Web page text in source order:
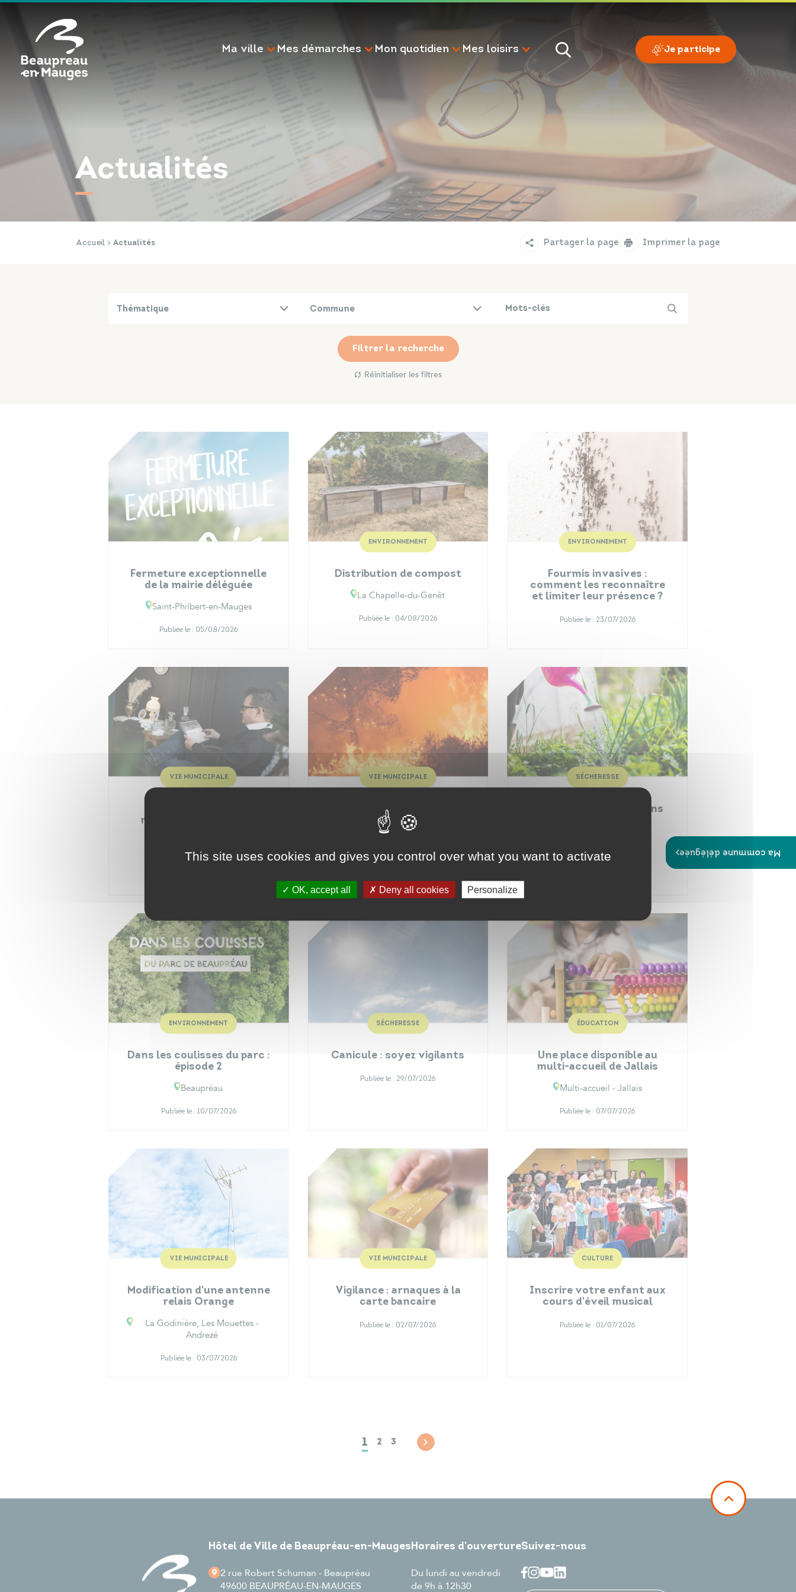
Ma ville Mes démarches Mon quotidien Mes loisirs Je participe
RECHERCHE
Actualités
Accueil Actualités Partager la page Imprimer la page
Thématique Commune
Filtrer la recherche
Réinitialiser les filtres
Fermeture exceptionnelle
de la mairie déléguée
Saint-Philbert-en-Mauges
Publiée le : 05/08/2026
ENVIRONNEMENT
Distribution de compost
La Chapelle-du-Genêt
Publiée le : 04/08/2026
ENVIRONNEMENT
Fourmis invasives :
comment les reconnaître
et limiter leur présence ?
Publiée le : 23/07/2026
VIE MUNICIPALE
newsletter de la Ville !
VIE MUNICIPALE
Risque incendie :
modification des horaires
du parc
Beaupréau
SÉCHERESSE
Eau potable : restrictions
ENVIRONNEMENT
Dans les coulisses du parc :
épisode 2
Beaupréau
Publiée le : 10/07/2026
SÉCHERESSE
Canicule : soyez vigilants
Publiée le : 29/07/2026
ÉDUCATION
Une place disponible au
multi-accueil de Jallais
Multi-accueil - Jallais
Publiée le : 07/07/2026
VIE MUNICIPALE
Modification d'une antenne
relais Orange
La Godinière, Les Mouettes -
Andrezé
Publiée le : 03/07/2026
VIE MUNICIPALE
Vigilance : arnaques à la
carte bancaire
Publiée le : 02/07/2026
CULTURE
Inscrire votre enfant aux
cours d'éveil musical
Publiée le : 01/07/2026
1 2 3
Hôtel de Ville de Beaupréau-en-Mauges
2 rue Robert Schuman - Beaupréau
49600 BEAUPRÉAU-EN-MAUGES
Horaires d'ouverture
Du lundi au vendredi
de 9h à 12h30
Suivez-nous
Ma commune déléguée
Je veux Je suis
Annuaires
Cookies management panel
This site uses cookies and gives you control over what you want to activate
OK, accept all Deny all cookies Personalize